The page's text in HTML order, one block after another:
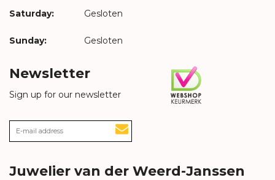
Saturday: Gesloten
Sunday: Gesloten
Newsletter
Sign up for our newsletter
Juwelier van der Weerd-Janssen